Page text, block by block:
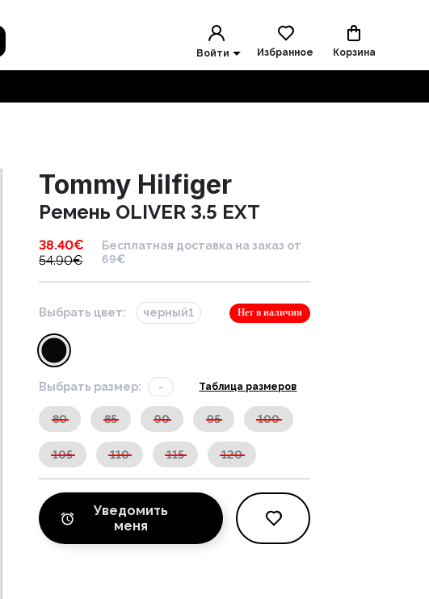
Войти Избранное Корзина
Tommy Hilfiger
Ремень OLIVER 3.5 EXT
38.40€
54.90€
Бесплатная доставка на заказ от
69€
Выбрать цвет: черный1 Нет в наличии
Выбрать размер: - Таблица размеров
80 85 90 95 100
105 110 115 120
Уведомить
меня